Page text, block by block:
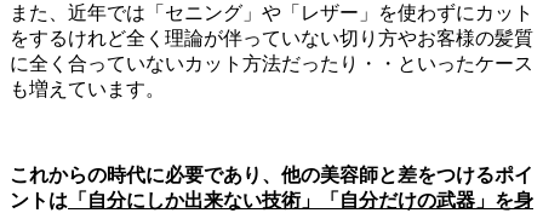
また、近年では「セニング」や「レザー」を使わずにカット
をするけれど全く理論が伴っていない切り方やお客様の髪質
に全く合っていないカット方法だったり・・といったケース
も増えています。
これからの時代に必要であり、他の美容師と差をつけるポイ
ントは 「自分にしか出来ない技術」「自分だけの武器」を身